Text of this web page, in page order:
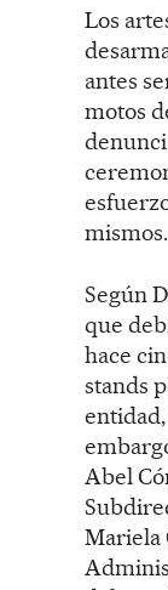
Los
antes
motos
mismos.
Según
que
hace
stands
Abel
Mariela